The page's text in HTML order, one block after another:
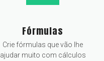
Fórmulas
Crie fórmulas que vão lhe
ajudar muito com cálculos